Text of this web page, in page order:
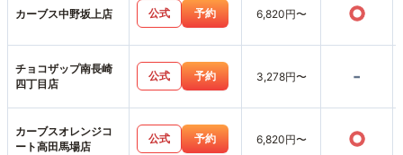
カーブス中野坂上店 公式 予約 6,820円〜 ○
チョコザップ南長崎
四丁目店
公式 予約 3,278円〜 -
カーブスオレンジコ
ート高田馬場店
公式 予約 6,820円〜 ○